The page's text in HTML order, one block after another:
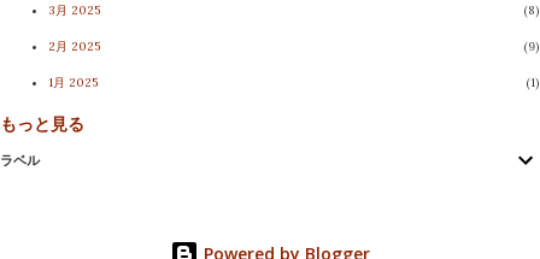
地に着色した部分-も含めて、以下に掲載 させていただく。こ
れが果たして、懲罰動議に当たるものなのか。敢えて削除せね
ばならない文言なのか。有権者各位の良識に訴え、ご判断を仰
ぐ。 2018年9月25日本会議討論 【小泉一真】千曲衛生施設組合
うことでございます。 この件につきましては、それはいいこ
3月 2025 8
2月 2025 9
1月 2025 1
11月 2024
9
もっと見る
ラベル
Powered by Blogger